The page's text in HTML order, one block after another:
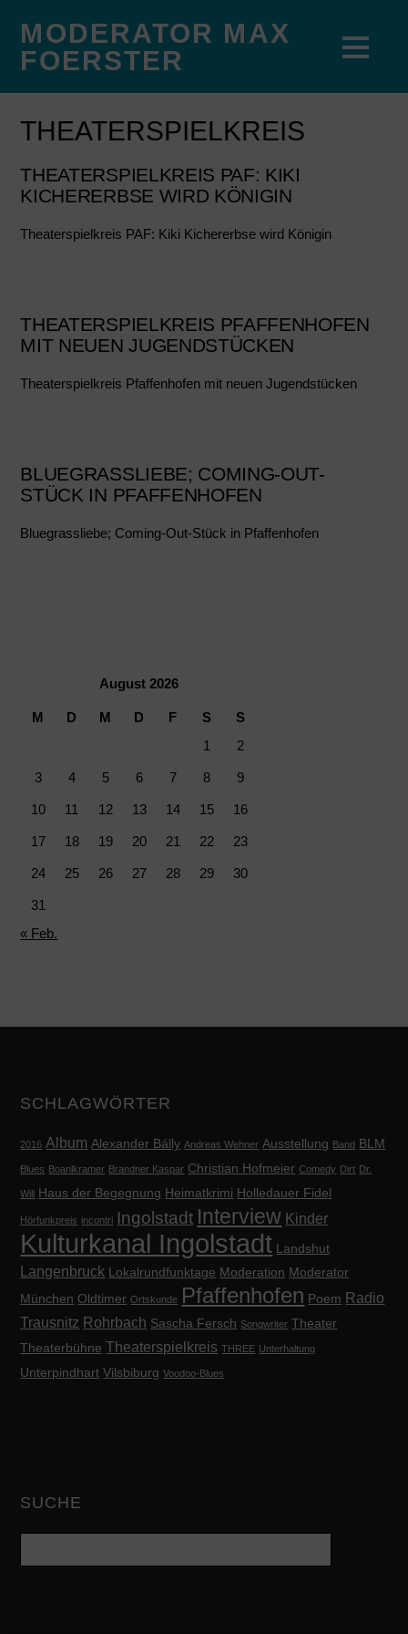
MODERATOR MAX
FOERSTER
THEATERSPIELKREIS
THEATERSPIELKREIS PAF: KIKI
KICHERERBSE WIRD KÖNIGIN
Theaterspielkreis PAF: Kiki Kichererbse wird Königin
THEATERSPIELKREIS PFAFFENHOFEN
MIT NEUEN JUGENDSTÜCKEN
Theaterspielkreis Pfaffenhofen mit neuen Jugendstücken
BLUEGRASSLIEBE; COMING-OUT-
STÜCK IN PFAFFENHOFEN
Bluegrassliebe; Coming-Out-Stück in Pfaffenhofen
August 2026
M D M D F S
S
1
2
3 4 5 6 7 8 9
10 11 12 13 14 15 16
17 18 19 20 21 22 23
24 25 26 27 28 29 30
31
« Feb.
SCHLAGWÖRTER
2016 Album Alexander Bálly Andreas Wehner Ausstellung Band BLM
Blues Boanlkramer Brandner Kaspar Christian Hofmeier Comedy Dirt Dr.
Will Haus der Begegnung Heimatkrimi Holledauer Fidel
Hörfunkpreis incontri Ingolstadt Interview Kinder
Kulturkanal Ingolstadt Landshut
Langenbruck Lokalrundfunktage Moderation Moderator
München Oldtimer Ortskunde Pfaffenhofen Poem Radio
Trausnitz Rohrbach Sascha Fersch Songwriter Theater
Theaterbühne Theaterspielkreis THREE Unterhaltung
Unterpindhart Vilsbiburg Voodoo-Blues
SUCHE